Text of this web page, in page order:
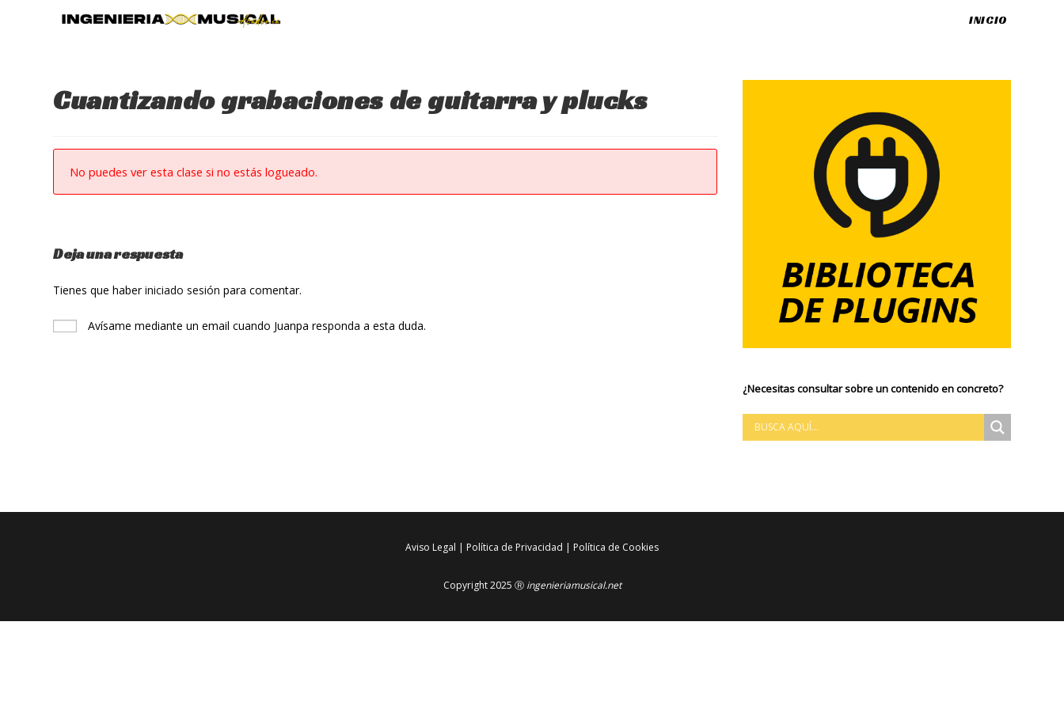
INICIO
Cuantizando grabaciones de guitarra y plucks
No puedes ver esta clase si no estás logueado.
Deja una respuesta
Tienes que haberiniciado sesión para comentar.
Avísame mediante un email cuando Juanpa responda a esta duda.
¿Necesitas consultar sobre un contenido en concreto?
Aviso Legal | Política de Privacidad | Política de Cookies
Copyright 2025 Ⓡ ingenieriamusical.net